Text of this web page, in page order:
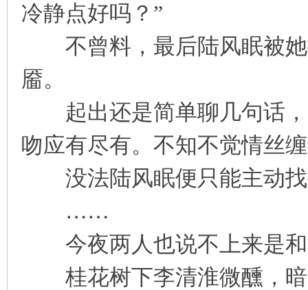
冷静点好吗？”
不曾料，最后陆风眠被她
靥。
起出还是简单聊几句话，
吻应有尽有。不知不觉情丝
没法陆风眠便只能主动
……
今夜两人也说不上来是和
桂花树下李清淮微醺，暗